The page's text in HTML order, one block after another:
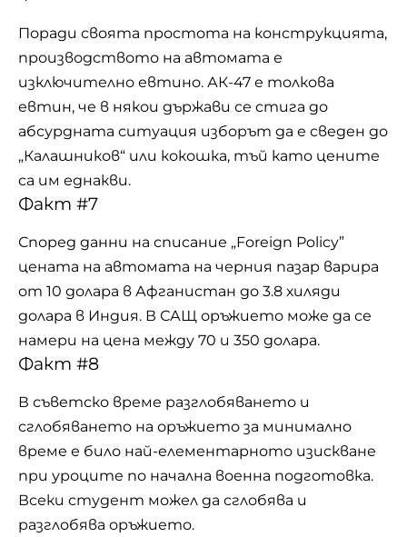
Поради своята простота на конструкцията,
производството на автомата е
изключително евтино. АК-47 е толкова
евтин, че в някои държави се стига до
абсурдната ситуация изборът да е сведен до
„Калашников“ или кокошка, тъй като цените
са им еднакви.
Факт #7
Според данни на списание „Foreign Policy”
цената на автомата на черния пазар варира
от 10 долара в Афганистан до 3.8 хиляди
долара в Индия. В САЩ оръжието може да се
намери на цена между 70 и 350 долара.
Факт #8
В съветско време разглобяването и
сглобяването на оръжието за минимално
време е било най-елементарното изискване
при уроците по начална военна подготовка.
Всеки студент можел да сглобява и
разглобява оръжието.